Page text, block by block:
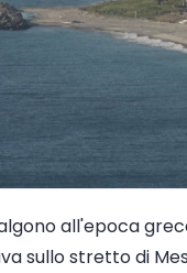
all'epoca
sullo stretto di